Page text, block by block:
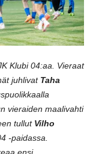
Klubi 04:aa. Vieraat
juhlivat Taha
vieraiden maalivahti
tullut Vilho
-paidassa.